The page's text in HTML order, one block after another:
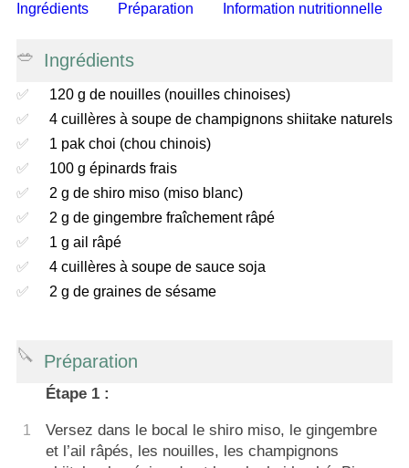
Ingrédients Préparation Information nutritionnelle
Ingrédients
120 g de nouilles (nouilles chinoises)
4 cuillères à soupe de champignons shiitake naturels
1 pak choi (chou chinois)
100 g épinards frais
2 g de shiro miso (miso blanc)
2 g de gingembre fraîchement râpé
1 g ail râpé
4 cuillères à soupe de sauce soja
2 g de graines de sésame
Préparation
Étape 1 :
1
Versez dans le bocal le shiro miso, le gingembre
et l’ail râpés, les nouilles, les champignons